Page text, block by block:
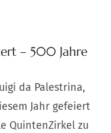
– 500 Jahre
da Palestrina,
Jahr gefeiert
QuintenZirkel zu